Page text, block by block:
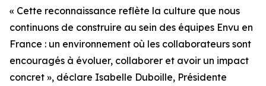
« Cette reconnaissance reflète la culture que nous
continuons de construire au sein des équipes Envu en
France : un environnement où les collaborateurs sont
encouragés à évoluer, collaborer et avoir un impact
concret », déclare Isabelle Duboille, Présidente